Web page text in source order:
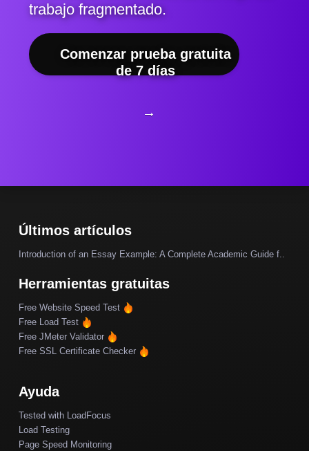
trabajo fragmentado.
Comenzar prueba gratuita
de 7 días
→
Últimos artículos
Introduction of an Essay Example: A Complete Academic Guide f..
Herramientas gratuitas
Free Website Speed Test
Free Load Test
Free JMeter Validator
Free SSL Certificate Checker
Ayuda
Tested with LoadFocus
Load Testing
Page Speed Monitoring